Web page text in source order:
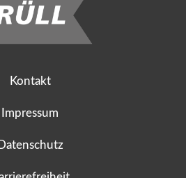
Kontakt
Impressum
Datenschutz